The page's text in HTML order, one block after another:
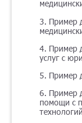
3. Пример
4. Пример
услуг с
5. Пример
6. Пример
помощи с
технологий